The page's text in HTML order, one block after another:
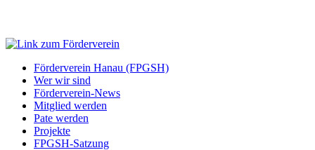
Förderverein Hanau (FPGSH)
Wer wir sind
Förderverein-News
Mitglied werden
Pate werden
Projekte
FPGSH-Satzung